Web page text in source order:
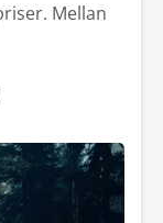
Mellan